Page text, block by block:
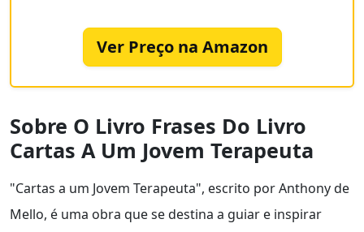
Ver Preço na Amazon
Sobre O Livro Frases Do Livro
Cartas A Um Jovem Terapeuta
"Cartas a um Jovem Terapeuta", escrito por Anthony de
Mello, é uma obra que se destina a guiar e inspirar